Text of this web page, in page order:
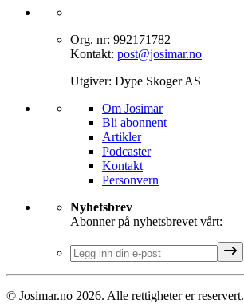
Org. nr: 992171782
Kontakt: post@josimar.no
Utgiver: Dype Skoger AS
Om J‌osimar ‍ ​‍​‍‌‍
Bli abonnent​​​​‌ ‍ ​‍​‍‌‍ ‌ ​‍‌‍‍‌‌‍‌ ‌‍‍‌‌‍ ‍​‍​‍​ ‍‍​‍​‍‌ ​ ‌‍​‌‌‍ ‍‌‍‍‌‌ ‌​‌ ‍‌​‍ ‍‌‍‍‌‌‍ ​‍​‍​‍ ​​‍​‍‌‍‍​‌ ​‍‌‍‌‌‌‍‌‍​‍​‍​ ‍‍​‍​‍‌‍‍​‌ ‌​‌ ‌​‌ ​​‌ ​ ​ ‍‍​‍ ​‍ ‌‍‌‌‌‍‌​‌‍‍‌‌ ‌​​‍ ‍‌‍‍‌‌‍‌​‌‍​‌‌‍‌ ‌ ​‍‌‍​‌‌‍ ‍‌‍‍‍‌‍​‌‌‍ ‍‌ ​ ‌‍‌‌‌‍ ‍​‍ ‍‌‍​ ‌‍ ‌‍ ‌​‍ ‌‍‍‌‌‍ ‍‌ ‌​‌‍‌‌‌‍ ‍‌ ‌​​‍ ‌‍‌‌‌‍‌​‌‍‍‌‌ ‌​​‍ ‌‍ ‌‌‍ ‌‍‌​‌‍‌‌​ ‌‌ ​​‌ ​‍‌‍‌‌‌ ​ ‌‍‌‌‌‍ ‍‌ ‌​‌‍​‌‌ ‌​‌‍‍‌‌‍ ‌‍ ‍​ ‍ ‌‍‍‌‌‍‌​​ ‌‌‍‌‍‌‍ ‌‍ ‌ ‌​‌‍‌‌‌ ​‍​ ‍ ‌ ‌​‌ ‍‌‌ ​​‌‍‌‌​ ‌‌‍‌‍‌‍ ‌‍ ‌ ‌​‌‍‌‌‌ ​‍​ ‍ ‌ ​​‌‍​‌‌ ‌​‌‍‍​​ ‌‌‍​ ‌‍ ‌‍ ​‌ ‌‌‌‍ ‌‌‍ ‍‌ ​ ​‍‌‌​ ‌‌‌​​‍‌‌ ‌‍‍ ‌‍‌‌‌ ‍‌​‍‌‌​ ​ ‌​‌​​‍‌‌​ ​ ‌​‌​​‍‌‌​ ​‍​ ​‍‌‍​‍​ ‍‌‌‍​ ‌‍‌‍‌‍​ ​ ​‌​ ‌​‌‍​‍‌‍‌‍​ ‍​​ ‌‌‌‍​‍​‍‌‌​ ​‍​ ​‍​‍‌‌​ ‌‌‌​‌​​‍ ‍‌‍​ ‌‍ ‌‍ ​‌ ‌‌‌‍ ‌‌‍ ‍‌​‍‌‌ ‌​‌‍‌‌‌‍ ‌‌ ​ ​‍‌‌​ ‌‌‌​​‍‌‌ ‌‍‍ ‌‍‌‌‌ ‍‌​‍‌‌​ ​ ‌​‌​​‍‌‌​ ​ ‌​‌​​‍‌‌​ ​‍​ ​‍‌‍​‌‌‍‌‍​ ‌‍​ ‌​‌‍‌‌​ ‍‌‌‍‌​‌‍​‍​ ‌ ‌‍​‌​ ‌ ​ ​​​‍‌‌​ ​‍​ ​‍​‍‌‌​ ‌‌‌​‌​​‍ ‍‌‍‍‌‌ ‌​‌‍‌‌‌‍ ‌‌ ​ ​‍‌‌​ ‌‌‌​​‍‌‌ ‌‍‍ ‌‍‌‌‌ ‍‌​‍‌‌​ ​ ‌​‌​​‍‌‌​ ​ ‌​‌​​‍‌‌​ ​‍​ ​‍‌‍‌‌‌‍​‌‌‍‌‌​ ‌‍‌‍​‍‌‍‌‌‌‍‌‌‌‍‌‍‌‍​‍​ ‍​​ ​ ​ ​ ​‍‌‌​ ​‍​ ​‍​‍‌‌​ ‌‌‌​‌​​‍ ‍‌‍ ​‌‍​‌‌‍​‍‌‍‌‌‌‍ ​​ ‌‍​‍‌‍​‌‌ ​ ‌‍‌‌‌‌‌‌‌ ​‍‌‍ ​​ ‌‌‍‍​‌ ‌​‌ ‌​‌ ​​‌ ​ ​‍‌‌​ ​ ‌​​‌​‍‌‌​ ​‍‌​‌‍​‍‌‌​ ​‍‌​‌‍‌‍‌‌‌‍‌​‌‍‍‌‌ ‌​​‍ ‍‌‍‍‌‌‍‌​‌‍​‌‌‍‌ ‌ ​‍‌‍​‌‌‍ ‍‌‍‍‍‌‍​‌‌‍ ‍‌ ​ ‌‍‌‌‌‍ ‍​‍ ‍‌‍​ ‌‍ ‌‍ ‌​‍‌‍‌‍‍‌‌‍‌​​ ‌‌‍‌‍‌‍ ‌‍ ‌ ‌​‌‍‌‌‌ ​‍​‍‌‍‌ ‌​‌ ‍‌‌ ​​‌‍‌‌​ ‌‌‍‌‍‌‍ ‌‍ ‌ ‌​‌‍‌‌‌ ​‍​‍‌‍‌ ​​‌‍​‌‌ ‌​‌‍‍​​ ‌‌‍​ ‌‍ ‌‍ ​‌ ‌‌‌‍ ‌‌‍ ‍‌ ​ ​‍‌‌​ ‌‌‌​​‍‌‌ ‌‍‍ ‌‍‌‌‌ ‍‌​‍‌‌​ ​ ‌​‌​​‍‌‌​ ​ ‌​‌​​‍‌‌​ ​‍​ ​‍‌‍​‍​ ‍‌‌‍​ ‌‍‌‍‌‍​ ​ ​‌​ ‌​‌‍​‍‌‍‌‍​ ‍​​ ‌‌‌‍​‍​‍‌‌​ ​‍​ ​‍​‍‌‌​ ‌‌‌​‌​​‍ ‍‌‍​ ‌‍ ‌‍ ​‌ ‌‌‌‍ ‌‌‍ ‍‌​‍‌‌ ‌​‌‍‌‌‌‍ ‌‌ ​ ​‍‌‌​ ‌‌‌​​‍‌‌ ‌‍‍ ‌‍‌‌‌ ‍‌​‍‌‌​ ​ ‌​‌​​‍‌‌​ ​ ‌​‌​​‍‌‌​ ​‍​ ​‍‌‍​‌‌‍‌‍​ ‌‍​ ‌​‌‍‌‌​ ‍‌‌‍‌​‌‍​‍​ ‌ ‌‍​‌​ ‌ ​ ​​​‍‌‌​ ​‍​ ​‍​‍‌‌​ ‌‌‌​‌​​‍ ‍‌‍‍‌‌ ‌​‌‍‌‌‌‍ ‌‌ ​ ​‍‌‌​ ‌‌‌​​‍‌‌ ‌‍‍ ‌‍‌‌‌ ‍‌​‍‌‌​ ​ ‌​‌​​‍‌‌​ ​ ‌​‌​​‍‌‌​ ​‍​ ​‍‌‍‌‌‌‍​‌‌‍‌‌​ ‌‍‌‍​‍‌‍‌‌‌‍‌‌‌‍‌‍‌‍​‍​ ‍​​ ​ ​ ​ ​‍‌‌​ ​‍​ ​‍​‍‌‌​ ‌‌‌​‌​​‍ ‍‌‍ ​‌‍​‌‌‍​‍‌‍‌‌‌‍ ​​‍‌‍‌ ​​‌‍‌‌‌ ​‍‌ ​ ‌ ​​‌‍‌‌‌‍​ ‌ ‌​‌‍‍‌‌ ‌‍‌‍‌‌​ ‌‌ ​​‌ ‌‌‌‍​‍‌‍ ​‌‍‍‌‌ ​ ‌‍‍​‌‍‌‌‌‍‌​​‍​‍‌ ‌
Artikler
Podcaster
Kontakt
Personvern​​​​‌ ‍ ​‍​‍‌‍ ‌ ​‍‌‍‍‌‌‍‌ ‌‍‍‌‌‍ ‍​‍​‍​ ‍‍​‍​‍‌ ​ ‌‍​‌‌‍ ‍‌‍‍‌‌ ‌​‌ ‍‌​‍ ‍‌‍‍‌‌‍ ​‍​‍​‍ ​​‍​‍‌‍‍​‌ ​‍‌‍‌‌‌‍‌‍​‍​‍​ ‍‍​‍​‍‌‍‍​‌ ‌​‌ ‌​‌ ​​‌ ​ ​ ‍‍​‍ ​‍ ‌‍‌‌‌‍‌​‌‍‍‌‌ ‌​​‍ ‍‌‍‍‌‌‍‌​‌‍​‌‌‍‌ ‌ ​‍‌‍​‌‌‍ ‍‌‍‍‍‌‍​‌‌‍ ‍‌ ​ ‌‍‌‌‌‍ ‍​‍ ‍‌‍​ ‌‍ ‌‍ ‌​‍ ‌‍‍‌‌‍ ‍‌ ‌​‌‍‌‌‌‍ ‍‌ ‌​​‍ ‌‍‌‌‌‍‌​‌‍‍‌‌ ‌​​‍ ‌‍ ‌‌‍ ‌‍‌​‌‍‌‌​ ‌‌ ​​‌ ​‍‌‍‌‌‌ ​ ‌‍‌‌‌‍ ‍‌ ‌​‌‍​‌‌ ‌​‌‍‍‌‌‍ ‌‍ ‍​ ‍ ‌‍‍‌‌‍‌​​ ‌‌‍‌‍‌‍ ‌‍ ‌ ‌​‌‍‌‌‌ ​‍​ ‍ ‌ ‌​‌ ‍‌‌ ​​‌‍‌‌​ ‌‌‍‌‍‌‍ ‌‍ ‌ ‌​‌‍‌‌‌ ​‍​ ‍ ‌ ​​‌‍​‌‌ ‌​‌‍‍​​ ‌‌‍​ ‌‍ ‌‍ ​‌ ‌‌‌‍ ‌‌‍ ‍‌ ​ ​‍‌‌​ ‌‌‌​​‍‌‌ ‌‍‍ ‌‍‌‌‌ ‍‌​‍‌‌​ ​ ‌​‌​​‍‌‌​ ​ ‌​‌​​‍‌‌​ ​‍​ ​‍‌‍​‍​ ‍‌‌‍​ ‌‍‌‍‌‍​ ​ ​‌​ ‌​‌‍​‍‌‍‌‍​ ‍​​ ‌‌‌‍​‍​‍‌‌​ ​‍​ ​‍​‍‌‌​ ‌‌‌​‌​​‍ ‍‌‍​ ‌‍ ‌‍ ​‌ ‌‌‌‍ ‌‌‍ ‍‌​‍‌‌ ‌​‌‍‌‌‌‍ ‌‌ ​ ​‍‌‌​ ‌‌‌​​‍‌‌ ‌‍‍ ‌‍‌‌‌ ‍‌​‍‌‌​ ​ ‌​‌​​‍‌‌​ ​ ‌​‌​​‍‌‌​ ​‍​ ​‍‌‍​‌‌‍‌‍​ ‌‍​ ‌​‌‍‌‌​ ‍‌‌‍‌​‌‍​‍​ ‌ ‌‍​‌​ ‌ ​ ​​​‍‌‌​ ​‍​ ​‍​‍‌‌​ ‌‌‌​‌​​‍ ‍‌‍‍‌‌ ‌​‌‍‌‌‌‍ ‌‌ ​ ​‍‌‌​ ‌‌‌​​‍‌‌ ‌‍‍ ‌‍‌‌‌ ‍‌​‍‌‌​ ​ ‌​‌​​‍‌‌​ ​ ‌​‌​​‍‌‌​ ​‍​ ​‍​ ‌‌‌‍​ ‌‍‌​​ ​‍​ ‍‌​ ​‍​ ​‌‌‍‌​​ ‌‍‌‍‌‌​ ‌‌​ ‌‍​‍‌‌​ ​‍​ ​‍​‍‌‌​ ‌‌‌​‌​​‍ ‍‌‍ ​‌‍​‌‌‍​‍‌‍‌‌‌‍ ​​ ‌‍​‍‌‍​‌‌ ​ ‌‍‌‌‌‌‌‌‌ ​‍‌‍ ​​ ‌‌‍‍​‌ ‌​‌ ‌​‌ ​​‌ ​ ​‍‌‌​ ​ ‌​​‌​‍‌‌​ ​‍‌​‌‍​‍‌‌​ ​‍‌​‌‍‌‍‌‌‌‍‌​‌‍‍‌‌ ‌​​‍ ‍‌‍‍‌‌‍‌​‌‍​‌‌‍‌ ‌ ​‍‌‍​‌‌‍ ‍‌‍‍‍‌‍​‌‌‍ ‍‌ ​ ‌‍‌‌‌‍ ‍​‍ ‍‌‍​ ‌‍ ‌‍ ‌​‍‌‍‌‍‍‌‌‍‌​​ ‌‌‍‌‍‌‍ ‌‍ ‌ ‌​‌‍‌‌‌ ​‍​‍‌‍‌ ‌​‌ ‍‌‌ ​​‌‍‌‌​ ‌‌‍‌‍‌‍ ‌‍ ‌ ‌​‌‍‌‌‌ ​‍​‍‌‍‌ ​​‌‍​‌‌ ‌​‌‍‍​​ ‌‌‍​ ‌‍ ‌‍ ​‌ ‌‌‌‍ ‌‌‍ ‍‌ ​ ​‍‌‌​ ‌‌‌​​‍‌‌ ‌‍‍ ‌‍‌‌‌ ‍‌​‍‌‌​ ​ ‌​‌​​‍‌‌​ ​ ‌​‌​​‍‌‌​ ​‍​ ​‍‌‍​‍​ ‍‌‌‍​ ‌‍‌‍‌‍​ ​ ​‌​ ‌​‌‍​‍‌‍‌‍​ ‍​​ ‌‌‌‍​‍​‍‌‌​ ​‍​ ​‍​‍‌‌​ ‌‌‌​‌​​‍ ‍‌‍​ ‌‍ ‌‍ ​‌ ‌‌‌‍ ‌‌‍ ‍‌​‍‌‌ ‌​‌‍‌‌‌‍ ‌‌ ​ ​‍‌‌​ ‌‌‌​​‍‌‌ ‌‍‍ ‌‍‌‌‌ ‍‌​‍‌‌​ ​ ‌​‌​​‍‌‌​ ​ ‌​‌​​‍‌‌​ ​‍​ ​‍‌‍​‌‌‍‌‍​ ‌‍​ ‌​‌‍‌‌​ ‍‌‌‍‌​‌‍​‍​ ‌ ‌‍​‌​ ‌ ​ ​​​‍‌‌​ ​‍​ ​‍​‍‌‌​ ‌‌‌​‌​​‍ ‍‌‍‍‌‌ ‌​‌‍‌‌‌‍ ‌‌ ​ ​‍‌‌​ ‌‌‌​​‍‌‌ ‌‍‍ ‌‍‌‌‌ ‍‌​‍‌‌​ ​ ‌​‌​​‍‌‌​ ​ ‌​‌​​‍‌‌​ ​‍​ ​‍​ ‌‌‌‍​ ‌‍‌​​ ​‍​ ‍‌​ ​‍​ ​‌‌‍‌​​ ‌‍‌‍‌‌​ ‌‌​ ‌‍​‍‌‌​ ​‍​ ​‍​‍‌‌​ ‌‌‌​‌​​‍ ‍‌‍ ​‌‍​‌‌‍​‍‌‍‌‌‌‍ ​​‍‌‍‌ ​​‌‍‌‌‌ ​‍‌ ​ ‌ ​​‌‍‌‌‌‍​ ‌ ‌​‌‍‍‌‌ ‌‍‌‍‌‌​ ‌‌ ​​‌ ‌‌‌‍​‍‌‍ ​‌‍‍‌‌ ​ ‌‍‍​‌‍‌‌‌‍‌​​‍​‍‌ ‌
Nyhetsbrev
Abonner på nyhetsbrevet vårt:
© Josimar.no 2026. Alle rettigheter er reservert.